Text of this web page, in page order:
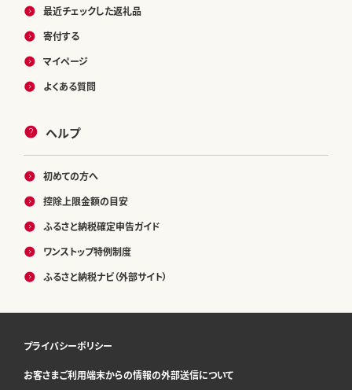
最近チェックした返礼品
寄付する
マイページ
よくある質問
ヘルプ
初めての方へ
控除上限金額の目安
ふるさと納税確定申告ガイド
ワンストップ特例制度
ふるさと納税ナビ（外部サイト）
プライバシーポリシー
お客さまご利用端末からの情報の外部送信について